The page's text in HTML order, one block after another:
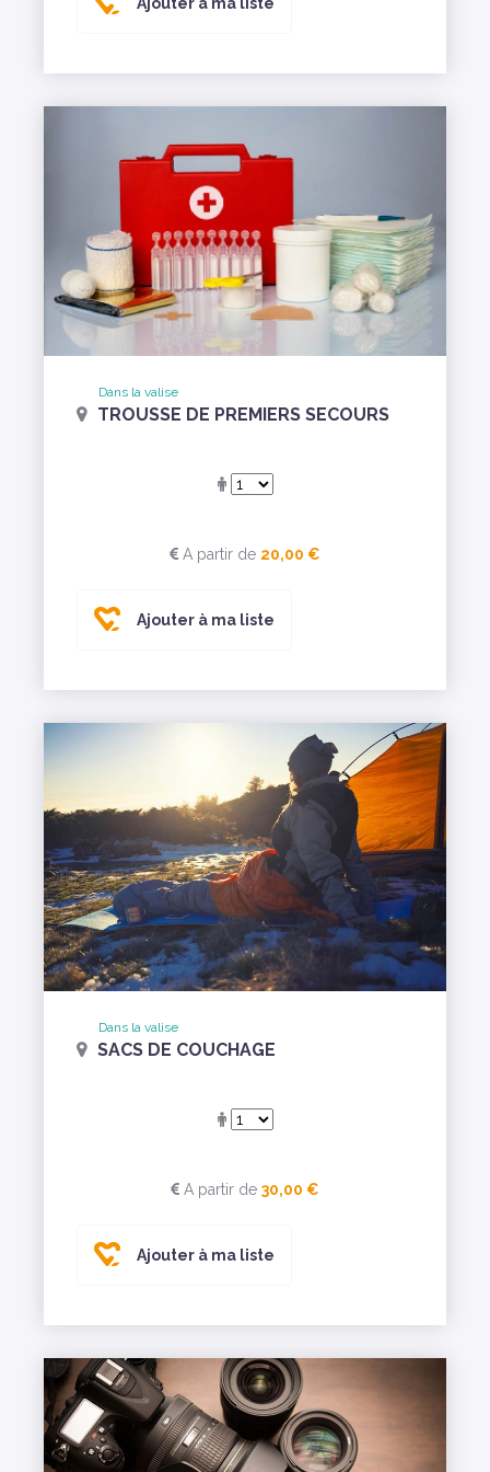
Dans la valise
TROUSSE DE PREMIERS SECOURS
A partir de 20,00 €
Ajouter à ma liste
Dans la valise
SACS DE COUCHAGE
A partir de 30,00 €
Ajouter à ma liste